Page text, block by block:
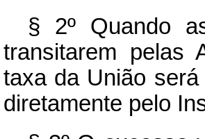
§ 2º Quando
transitarem pelas
taxa da União
diretamente pelo